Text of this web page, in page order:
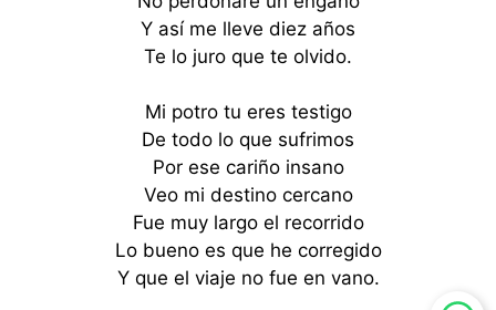
Y así me lleve diez años
Te lo juro que te olvido.
Mi potro tu eres testigo
De todo lo que sufrimos
Por ese cariño insano
Veo mi destino cercano
Fue muy largo el recorrido
Lo bueno es que he corregido
Y que el viaje no fue en vano.